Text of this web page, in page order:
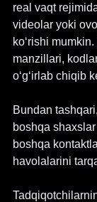
real vaqt
videolar yoki
ko‘rishi
manzillari,
o‘g‘irlab chiqib
Bundan
boshqa
boshqa
havolalarini